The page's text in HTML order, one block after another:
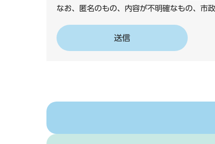
なお、匿名のもの、内容が不明確なもの、